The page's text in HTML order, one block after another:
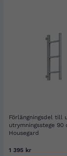
Förlängningsdel till
utrymningsstege 90
Housegard
1 395 kr